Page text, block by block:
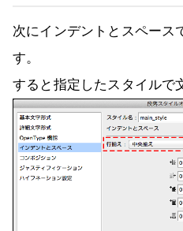
次にインデントとスペース
す。
すると指定したスタイルで